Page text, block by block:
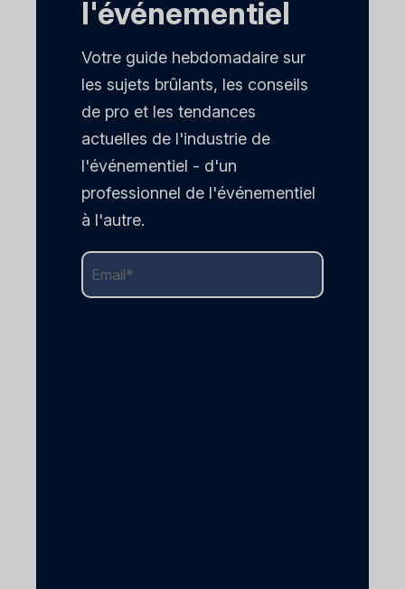
l'événementiel
Votre guide hebdomadaire sur
les sujets brûlants, les conseils
de pro et les tendances
actuelles de l'industrie de
l'événementiel - d'un
professionnel de l'événementiel
à l'autre.